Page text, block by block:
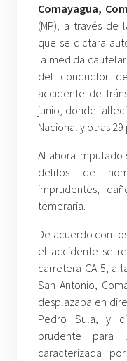
Comayagua,
(MP), a través de
que se dictara
la medida
del conductor
accidente de
junio, donde
Nacional y otras
Al ahora imputado
delitos de
imprudentes,
temeraria.
De acuerdo con
el accidente se
carretera CA-5, a
San Antonio,
desplazaba en
Pedro Sula, y
prudente para
caracterizada